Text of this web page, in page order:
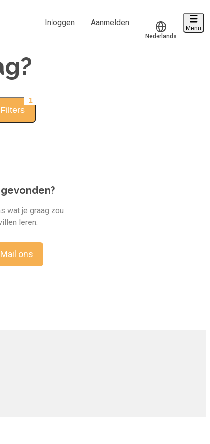
Inloggen Aanmelden
Nederlands
Menu
Filters
1
gevonden?
wat je graag zou
leren.
Mail ons